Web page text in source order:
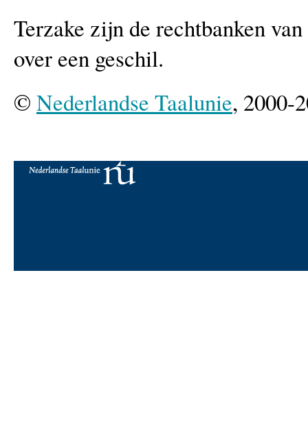
Terzake zijn de rechtbanken
over een geschil.
© Nederlandse Taalunie, 2000-